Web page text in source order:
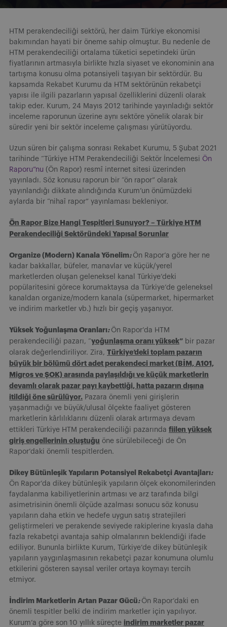
HTM perakendeciliği sektörü, her daim Türkiye ekonomisi
bakımından hayati bir öneme sahip olmuştur. Bu nedenle de
HTM perakendeciliği ortalama tüketici sepetindeki ürün
fiyatlarının artmasıyla birlikte hızla siyaset ve ekonominin ana
tartışma konusu olma potansiyeli taşıyan bir sektördür. Bu
kapsamda Rekabet Kurumu da HTM sektörünün rekabetçi
yapısı ile ilgili pazarların yapısal özelliklerini düzenli olarak
takip eder. Kurum, 24 Mayıs 2012 tarihinde yayınladığı sektör
inceleme raporunun üzerine aynı sektöre yönelik olarak bir
süredir yeni bir sektör inceleme çalışması yürütüyordu.
Uzun süren bir çalışma sonrası Rekabet Kurumu, 5 Şubat 2021
tarihinde “Türkiye HTM Perakendeciliği Sektör İncelemesi Ön
Raporu”nu (Ön Rapor) resmî internet sitesi üzerinden
yayınladı. Söz konusu raporun bir “ön rapor” olarak
yayınlandığı dikkate alındığında Kurum’un önümüzdeki
aylarda bir “nihaî rapor” yayınlaması bekleniyor.
Ön Rapor Bize Hangi Tespitleri Sunuyor? – Türkiye HTM
Perakendeciliği Sektöründeki Yapısal Sorunlar
Organize (Modern) Kanala Yönelim: Ön Rapor’a göre her ne
kadar bakkallar, büfeler, manavlar ve küçük/yerel
marketlerden oluşan geleneksel kanal Türkiye’deki
popülaritesini görece korumaktaysa da Türkiye’de geleneksel
kanaldan organize/modern kanala (süpermarket, hipermarket
ve indirim marketler vb.) hızlı bir geçiş yaşanıyor.
Yüksek Yoğunlaşma Oranları: Ön Rapor’da HTM
perakendeciliği pazarı, “yoğunlaşma oranı yüksek” bir pazar
olarak değerlendiriliyor. Zira, Türkiye’deki toplam pazarın
büyük bir bölümü dört adet perakendeci market (BİM, A101,
Migros ve ŞOK) arasında paylaşıldığı ve küçük marketlerin
devamlı olarak pazar payı kaybettiği, hatta pazarın dışına
itildiği öne sürülüyor. Pazara önemli yeni girişlerin
yaşanmadığı ve büyük/ulusal ölçekte faaliyet gösteren
marketlerin kârlılıklarını düzenli olarak artırmaya devam
ettikleri Türkiye HTM perakendeciliği pazarında fiilen yüksek
giriş engellerinin oluştuğu öne sürülebileceği de Ön
Rapor’daki önemli tespitlerden.
Dikey Bütünleşik Yapıların Potansiyel Rekabetçi Avantajları:
Ön Rapor’da dikey bütünleşik yapıların ölçek ekonomilerinden
faydalanma kabiliyetlerinin artması ve arz tarafında bilgi
asimetrisinin önemli ölçüde azalması sonucu söz konusu
yapıların daha etkin ve hedefe uygun satış stratejileri
geliştirmeleri ve perakende seviyede rakiplerine kıyasla daha
fazla rekabetçi avantaja sahip olmalarının beklendiği ifade
ediliyor. Bununla birlikte Kurum, Türkiye’de dikey bütünleşik
yapıların yaygınlaşmasının rekabetçi pazar konumuna olumlu
etkilerini gösteren sayısal veriler ortaya koymayı tercih
etmiyor.
İndirim Marketlerin Artan Pazar Gücü : Ön Rapor’daki en
önemli tespitler belki de indirim marketler için yapılıyor.
Kurum’a göre son 10 yıllık süreçte indirim marketler pazar